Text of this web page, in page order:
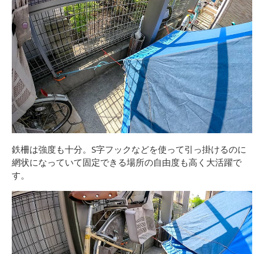
鉄柵は強度も十分。S字フックなどを使って引っ掛けるのに
網状になっていて固定できる場所の自由度も高く大活躍で
す。